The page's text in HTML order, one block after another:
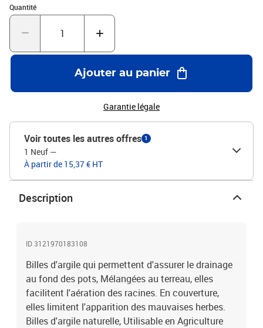
Quantité
Quantité : 1
Ajouter au panier
Garantie légale
Voir toutes les autres offres 1
1 Neuf —
À partir de 15,37 € HT
Description
ID 3121970183108
Billes d'argile qui permettent d'assurer le drainage
au fond des pots, Mélangées au terreau, elles
facilitent l'aération des racines. En couverture,
elles limitent l'apparition des mauvaises herbes.
Billes d'argile naturelle, Utilisable en Agriculture